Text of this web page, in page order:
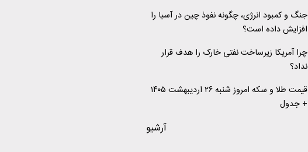
جنگ و کمبود انرژی، چگونه نفوذ چین در آسیا را
افزایش داده است؟
چرا آمریکا زیرساخت نفتی خارک را هدف قرار
نداد؟
قیمت طلا و سکه امروز شنبه ۲۶ اردیبهشت ۱۴۰۵
+ جدول
آرشیو